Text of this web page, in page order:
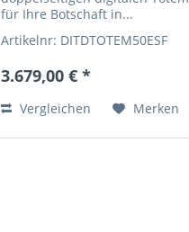
für Ihre Botschaft in...
Artikelnr: DITDTOTEM50ESF
3.679,00 € *
Vergleichen Merken